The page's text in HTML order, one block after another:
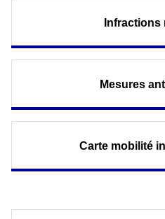
Infractions
Mesures
Carte mobilité